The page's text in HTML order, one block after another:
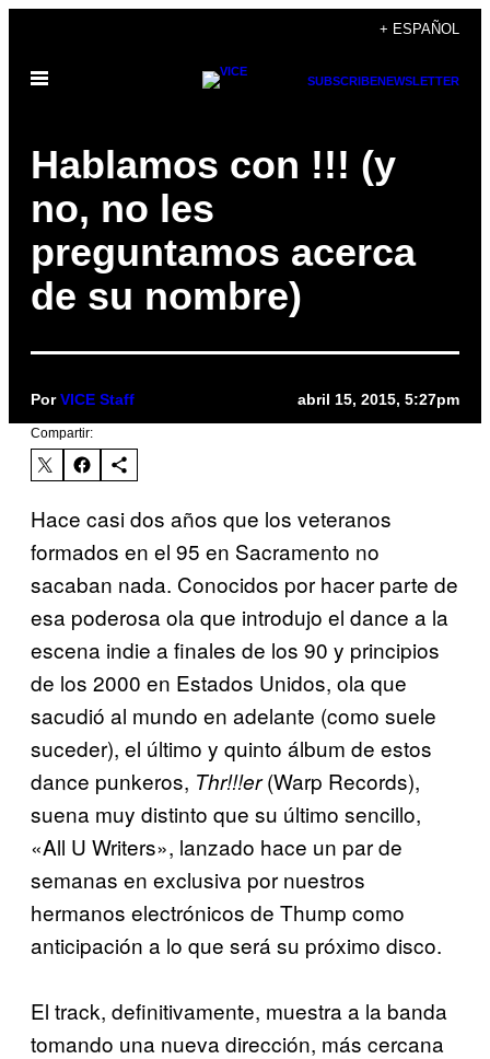
contenido
+ ESPAÑOL
Abrir
SUBSCRIBENEWSLETTER
Hablamos con !!! (y
no, no les
preguntamos acerca
de su nombre)
PorVICE Staff abril 15, 2015, 5:27pm
Compartir:
Hace casi dos años que los veteranos
formados en el 95 en Sacramento no
sacaban nada. Conocidos por hacer parte de
esa poderosa ola que introdujo el dance a la
escena indie a finales de los 90 y principios
de los 2000 en Estados Unidos, ola que
sacudió al mundo en adelante (como suele
suceder), el último y quinto álbum de estos
dance punkeros, Thr!!!er(Warp Records),
suena muy distinto que su último sencillo,
«All U Writers», lanzado hace un par de
semanas en exclusiva por nuestros
hermanos electrónicos de Thump como
anticipación a lo que será su próximo disco.
El track, definitivamente, muestra a la banda
tomando una nueva dirección, más cercana